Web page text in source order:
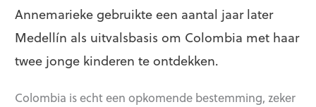
Annemarieke gebruikte een aantal jaar later
Medellín als uitvalsbasis om Colombia met haar
twee jonge kinderen te ontdekken.
Colombia is echt een opkomende bestemming, zeker